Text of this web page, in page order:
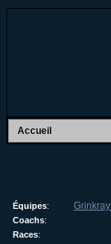
Accueil
Équipes:
Coachs:
Races: